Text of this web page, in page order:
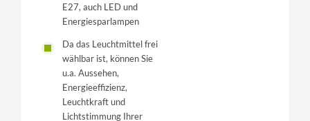
E27, auch LED und
Energiesparlampen
Da das Leuchtmittel frei
wählbar ist, können Sie
u.a. Aussehen,
Energieeffizienz,
Leuchtkraft und
Lichtstimmung Ihrer